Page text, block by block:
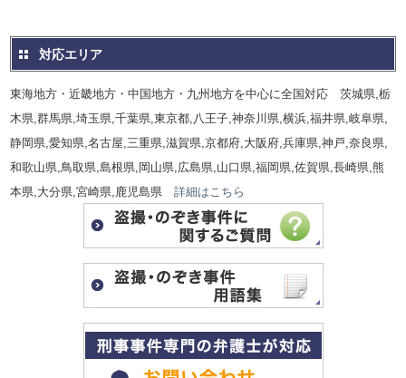
対応エリア
東海地方・近畿地方・中国地方・九州地方を中心に全国対応 茨城県,栃
木県,群馬県,埼玉県,千葉県,東京都,八王子,神奈川県,横浜,福井県,岐阜県,
静岡県,愛知県,名古屋,三重県,滋賀県,京都府,大阪府,兵庫県,神戸,奈良県,
和歌山県,鳥取県,島根県,岡山県,広島県,山口県,福岡県,佐賀県,長崎県,熊
本県,大分県,宮崎県,鹿児島県詳細はこちら